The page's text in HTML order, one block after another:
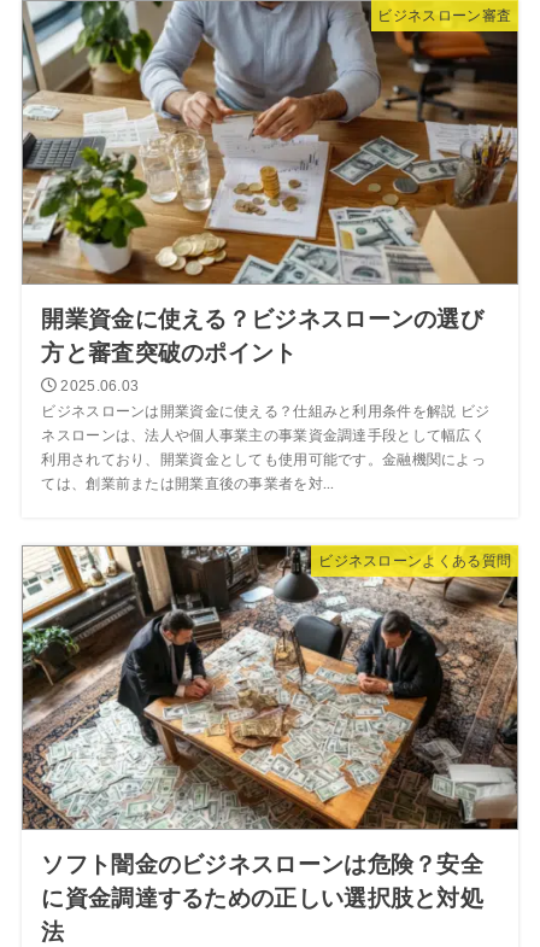
ビジネスローン審査
開業資金に使える？ビジネスローンの選び
方と審査突破のポイント
2025.06.03
ビジネスローンは開業資金に使える？仕組みと利用条件を解説 ビジ
ネスローンは、法人や個人事業主の事業資金調達手段として幅広く
利用されており、開業資金としても使用可能です。金融機関によっ
ては、創業前または開業直後の事業者を対...
ビジネスローンよくある質問
ソフト闇金のビジネスローンは危険？安全
に資金調達するための正しい選択肢と対処
法